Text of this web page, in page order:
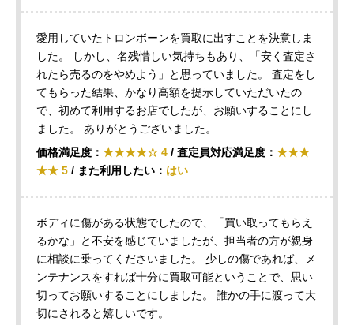
愛用していたトロンボーンを買取に出すことを決意しま
した。 しかし、名残惜しい気持ちもあり、「安く査定さ
れたら売るのをやめよう」と思っていました。 査定をし
てもらった結果、かなり高額を提示していただいたの
で、初めて利用するお店でしたが、お願いすることにし
ました。 ありがとうございました。
価格満足度： ★★★★☆ 4 / 査定員対応満足度： ★★★
★★ 5 / また利用したい： はい
ボディに傷がある状態でしたので、「買い取ってもらえ
るかな」と不安を感じていましたが、担当者の方が親身
に相談に乗ってくださいました。 少しの傷であれば、メ
ンテナンスをすれば十分に買取可能ということで、思い
切ってお願いすることにしました。 誰かの手に渡って大
切にされると嬉しいです。